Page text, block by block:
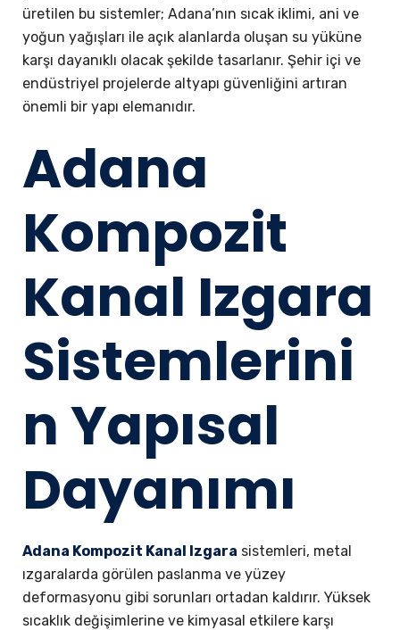
üretilen bu sistemler; Adana’nın sıcak iklimi, ani ve
yoğun yağışları ile açık alanlarda oluşan su yüküne
karşı dayanıklı olacak şekilde tasarlanır. Şehir içi ve
endüstriyel projelerde altyapı güvenliğini artıran
önemli bir yapı elemanıdır.
Adana
Kompozit
Kanal Izgara
Sistemlerini
n Yapısal
Dayanımı
Adana Kompozit Kanal Izgara sistemleri, metal
ızgaralarda görülen paslanma ve yüzey
deformasyonu gibi sorunları ortadan kaldırır. Yüksek
sıcaklık değişimlerine ve kimyasal etkilere karşı